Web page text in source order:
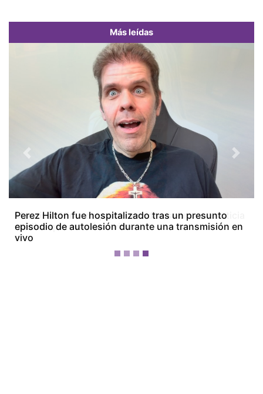
Más leídas
Marelissa Him comparte un video sobre una noticia
médica que marcó su vida
Previous Next